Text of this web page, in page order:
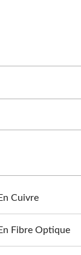
Cuivre
Fibre Optique